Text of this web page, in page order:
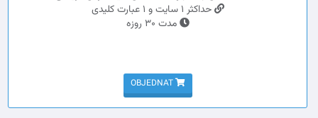
حداکثر 1 سایت و 1 عبارت کلیدی
مدت 30 روزه
OBJEDNAT